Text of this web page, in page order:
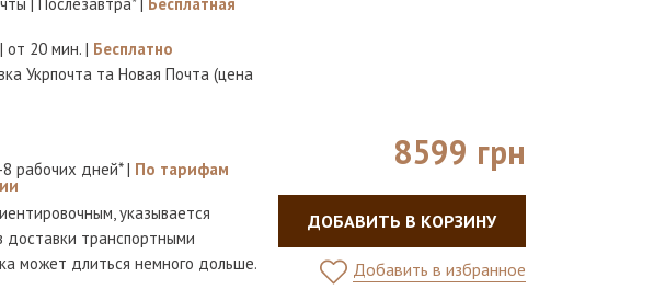
от 20 мин. | Бесплатно
Укрпочта та Новая Почта (цена
рабочих дней* | По тарифам
указывается
доставки транспортными
может длиться немного дольше.
8599 грн
ДОБАВИТЬ В КОРЗИНУ
Добавить в избранное